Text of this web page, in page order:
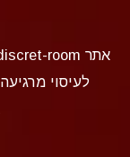
לעיסוי